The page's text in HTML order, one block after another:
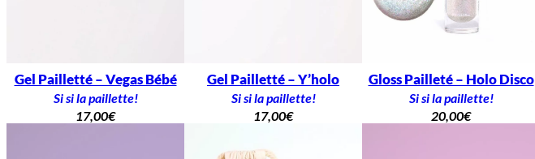
Gel Pailletté – Vegas Bébé
Si si la paillette!
17,00€
Gel Pailletté – Y’holo
Si si la paillette!
17,00€
Gloss Pailleté – Holo Disco
Si si la paillette!
20,00€